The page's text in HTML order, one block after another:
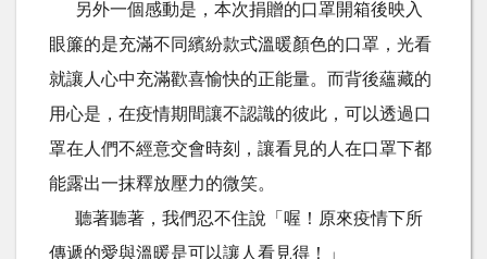
另外一個感動是，本次捐贈的口罩開箱後映入
眼簾的是充滿不同繽紛款式溫暖顏色的口罩，光看
就讓人心中充滿歡喜愉快的正能量。而背後蘊藏的
用心是，在疫情期間讓不認識的彼此，可以透過口
罩在人們不經意交會時刻，讓看見的人在口罩下都
能露出一抹釋放壓力的微笑。
聽著聽著，我們忍不住說「喔！原來疫情下所
傳遞的愛與溫暖是可以讓人看見得！」